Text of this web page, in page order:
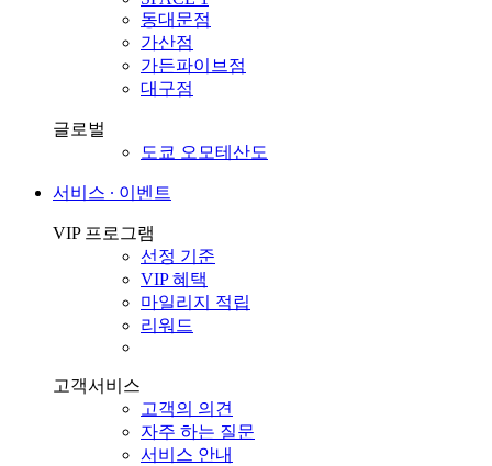
동대문점
가산점
가든파이브점
대구점
글로벌
도쿄 오모테산도
서비스 ∙ 이벤트
VIP 프로그램
선정 기준
VIP 혜택
마일리지 적립
리워드
고객서비스
고객의 의견
자주 하는 질문
서비스 안내